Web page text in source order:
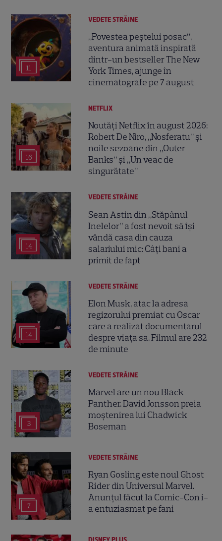
11
VEDETE STRĂINE
„Povestea peștelui posac”,
aventura animată inspirată
dintr-un bestseller The New
York Times, ajunge în
cinematografe pe 7 august
16
NETFLIX
Noutăți Netflix în august 2026:
Robert De Niro, „Nosferatu” și
noile sezoane din „Outer
Banks” și „Un veac de
singurătate”
14
VEDETE STRĂINE
Sean Astin din „Stăpânul
Inelelor” a fost nevoit să își
vândă casa din cauza
salariului mic: Câți bani a
primit de fapt
14
VEDETE STRĂINE
Elon Musk, atac la adresa
regizorului premiat cu Oscar
care a realizat documentarul
despre viața sa. Filmul are 232
de minute
3
VEDETE STRĂINE
Marvel are un nou Black
Panther. David Jonsson preia
moștenirea lui Chadwick
Boseman
7
VEDETE STRĂINE
Ryan Gosling este noul Ghost
Rider din Universul Marvel.
Anunțul făcut la Comic-Con i-
a entuziasmat pe fani